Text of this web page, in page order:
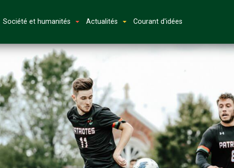
Société et humanités Actualités Courant d'idées